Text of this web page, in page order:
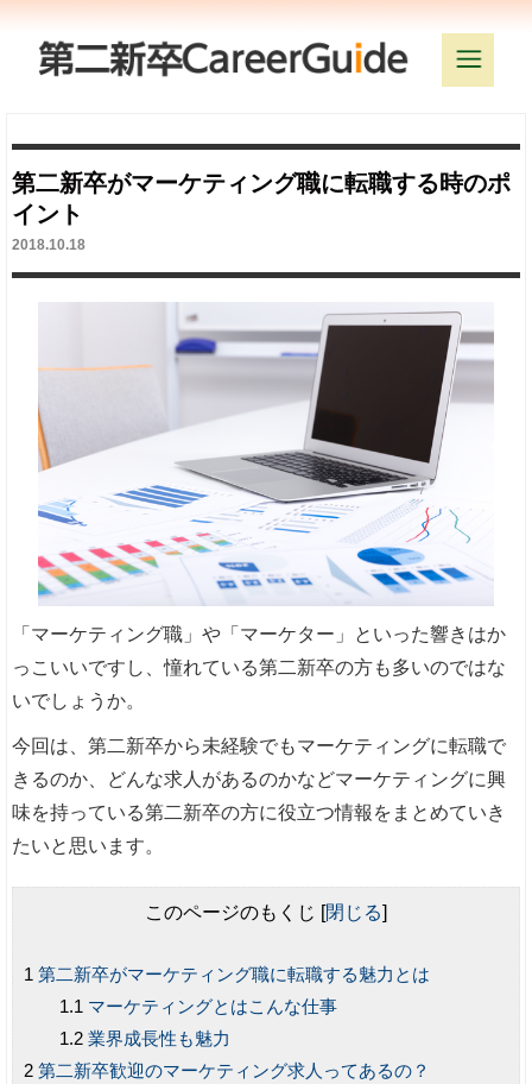
第二新卒がマーケティング職に転職する時のポ
イント
2018.10.18
「マーケティング職」や「マーケター」といった響きはか
っこいいですし、憧れている第二新卒の方も多いのではな
いでしょうか。
今回は、第二新卒から未経験でもマーケティングに転職で
きるのか、どんな求人があるのかなどマーケティングに興
味を持っている第二新卒の方に役立つ情報をまとめていき
たいと思います。
このページのもくじ [閉じる]
第二新卒がマーケティング職に転職する魅力とは
マーケティングとはこんな仕事
業界成長性も魅力
第二新卒歓迎のマーケティング求人ってあるの？